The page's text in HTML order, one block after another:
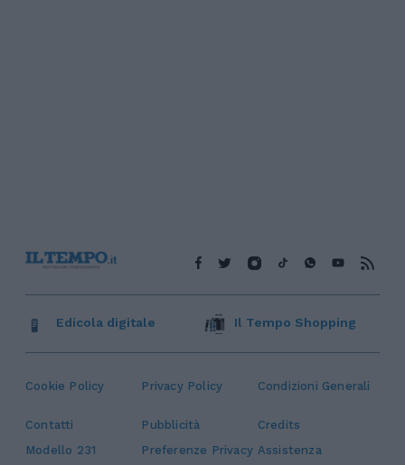
Cookie Policy Privacy Policy Condizioni Generali
Contatti Pubblicità
Credits
Modello 231
Preferenze Privacy Assistenza
Edicola digitale Il Tempo Shopping